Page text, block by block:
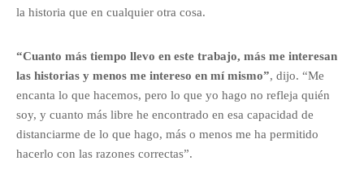
la historia que en cualquier otra cosa.
“Cuanto más tiempo llevo en este trabajo, más me interesan
las historias y menos me intereso en mí mismo”, dijo. “Me
encanta lo que hacemos, pero lo que yo hago no refleja quién
soy, y cuanto más libre he encontrado en esa capacidad de
distanciarme de lo que hago, más o menos me ha permitido
hacerlo con las razones correctas”.